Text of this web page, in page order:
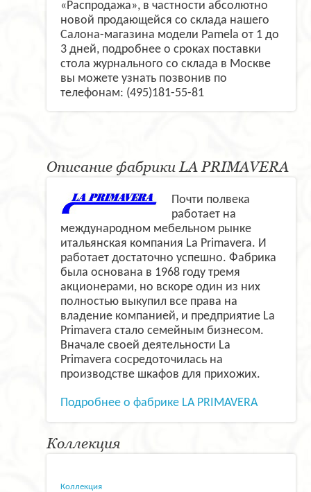
«Распродажа», в частности абсолютно
новой продающейся со склада нашего
Салона-магазина модели Pamela от 1 до
3 дней, подробнее о сроках поставки
стола журнального со склада в Москве
вы можете узнать позвонив по
телефонам: (495)181-55-81
Описание фабрики LA PRIMAVERA
Почти полвека
работает на
международном мебельном рынке
итальянская компания La Primavera. И
работает достаточно успешно. Фабрика
была основана в 1968 году тремя
акционерами, но вскоре один из них
полностью выкупил все права на
владение компанией, и предприятие La
Primavera стало семейным бизнесом.
Вначале своей деятельности La
Primavera сосредоточилась на
производстве шкафов для прихожих.
Подробнее о фабрике LA PRIMAVERA
Коллекция
Коллекция